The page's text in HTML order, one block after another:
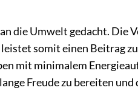
die Umwelt gedacht. Die
somit einen Beitrag
mit minimalem
Freude zu bereiten